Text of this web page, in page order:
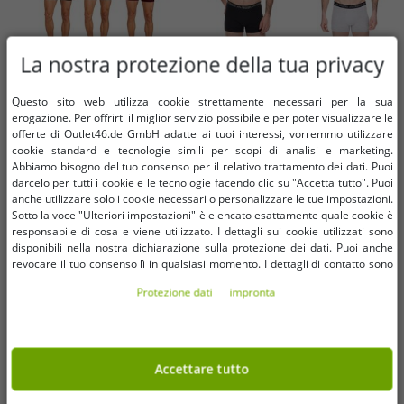
Taglie disponibili
S L
Confezione da 3 boxer Le Coq
Sportif Basic da uomo, intimo in
cotone K46932CO
Grigio/Borgogna/Nero
27,95 €* 8,19 €
Taglie disponibili
M L XL
Confezione da 2 boxer da uomo
Kappa con scritta del marchio e slip
con logo 351K1JW A80 Nero/Grigio
chiaro
24,95 €* 4,09 €
La nostra protezione della tua privacy
Questo sito web utilizza cookie strettamente necessari per la sua
erogazione. Per offrirti il ​​miglior servizio possibile e per poter visualizzare le
offerte di Outlet46.de GmbH adatte ai tuoi interessi, vorremmo utilizzare
cookie standard e tecnologie simili per scopi di analisi e marketing.
Abbiamo bisogno del tuo consenso per il relativo trattamento dei dati. Puoi
darcelo per tutti i cookie e le tecnologie facendo clic su "Accetta tutto". Puoi
anche utilizzare solo i cookie necessari o personalizzare le tue impostazioni.
Sotto la voce "Ulteriori impostazioni" è elencato esattamente quale cookie è
responsabile di cosa e viene utilizzato. I dettagli sui cookie utilizzati sono
disponibili nella nostra dichiarazione sulla protezione dei dati. Puoi anche
revocare il tuo consenso lì in qualsiasi momento. I dettagli di contatto sono
Protezione dati impronta
Accettare tutto